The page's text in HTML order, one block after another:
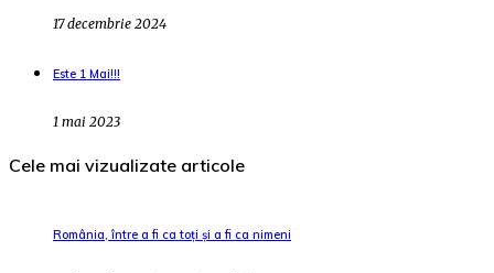
17 decembrie 2024
Este 1 Mai!!!
1 mai 2023
Cele mai vizualizate articole
România, între a fi ca toți și a fi ca nimeni